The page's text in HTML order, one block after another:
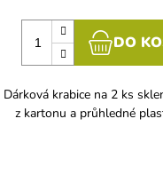
DO
Dárková krabice na 2 ks
z kartonu a průhledné